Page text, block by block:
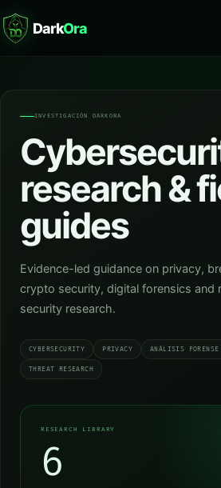
DarkOra
INVESTIGACIÓN DARKORA
research &
guides
Evidence-led guidance on privacy,
crypto security, digital forensics and
security research.
CYBERSECURITY PRIVACY ANÁLISIS
THREAT RESEARCH
RESEARCH LIBRARY
6